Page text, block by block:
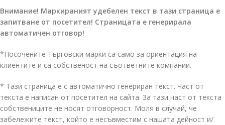
Внимание! Маркираният удебелен текст в тази страница е
запитване от посетител! Страницата е генерирала
автоматичен отговор!
*Посочените търговски марки са само за ориентация на
клиентите и са собственост на съответните компании.
* Тази страница е с автоматично генериран текст. Част от
текста е написан от посетител на сайта. За тази част от текста
собствениците не носят отговорност. Моля в случай, че
забележите текст, който е несъвместим с нашата дейност и/